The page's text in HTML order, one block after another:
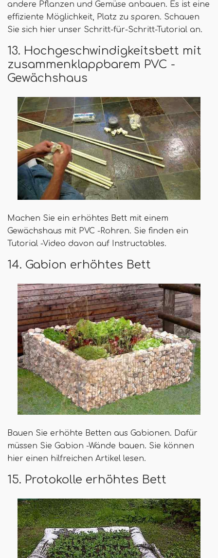
andere Pflanzen und Gemüse anbauen. Es ist eine
effiziente Möglichkeit, Platz zu sparen. Schauen
Sie sich hier unser Schritt-für-Schritt-Tutorial an.
13. Hochgeschwindigkeitsbett mit
zusammenklappbarem PVC -
Gewächshaus
Machen Sie ein erhöhtes Bett mit einem
Gewächshaus mit PVC -Rohren. Sie finden ein
Tutorial -Video davon auf Instructables.
14. Gabion erhöhtes Bett
Bauen Sie erhöhte Betten aus Gabionen. Dafür
müssen Sie Gabion -Wände bauen. Sie können
hier einen hilfreichen Artikel lesen.
15. Protokolle erhöhtes Bett